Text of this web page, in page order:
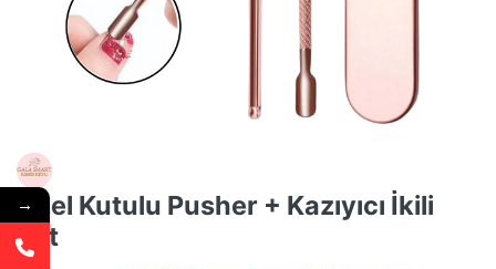
Özel Kutulu Pusher + Kazıyıcı İkili
Set
→